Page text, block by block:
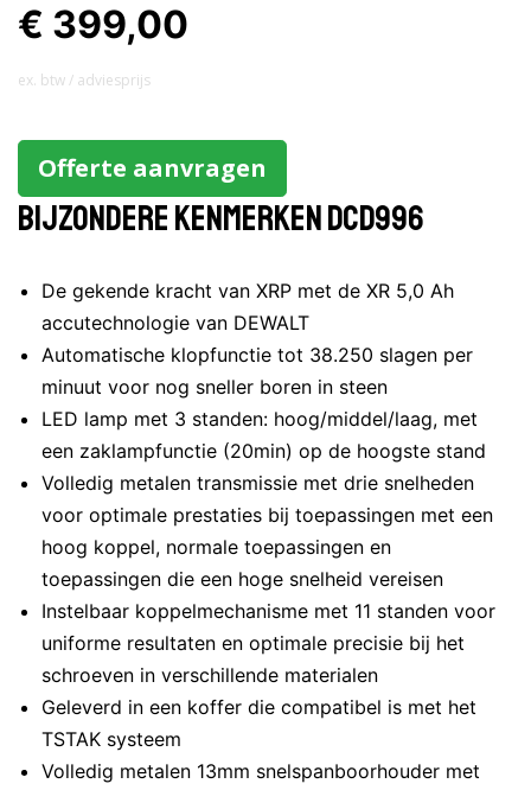
€ 399,00
ex. btw / adviesprijs
Offerte aanvragen
Bijzondere kenmerken DCD996
De gekende kracht van XRP met de XR 5,0 Ah
accutechnologie van DEWALT
Automatische klopfunctie tot 38.250 slagen per
minuut voor nog sneller boren in steen
LED lamp met 3 standen: hoog/middel/laag, met
een zaklampfunctie (20min) op de hoogste stand
Volledig metalen transmissie met drie snelheden
voor optimale prestaties bij toepassingen met een
hoog koppel, normale toepassingen en
toepassingen die een hoge snelheid vereisen
Instelbaar koppelmechanisme met 11 standen voor
uniforme resultaten en optimale precisie bij het
schroeven in verschillende materialen
Geleverd in een koffer die compatibel is met het
TSTAK systeem
Volledig metalen 13mm snelspanboorhouder met